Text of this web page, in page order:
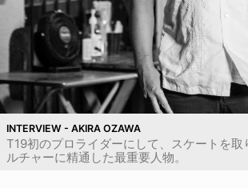
INTERVIEW - AKIRA OZAWA
T19初のプロライダーにして、スケートを取
ルチャーに精通した最重要人物。